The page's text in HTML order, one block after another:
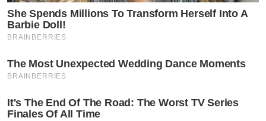
She Spends Millions To Transform Herself Into A
Barbie Doll!
BRAINBERRIES
The Most Unexpected Wedding Dance Moments
BRAINBERRIES
It's The End Of The Road: The Worst TV Series
Finales Of All Time